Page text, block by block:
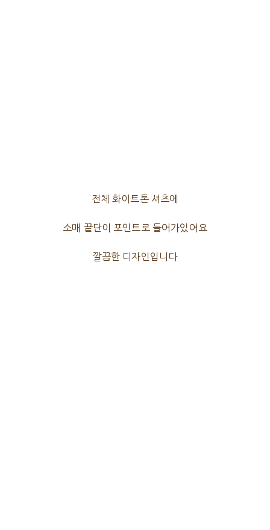
전체 화이트톤 셔츠에
소매 끝단이 포인트로 들어가있어요
깔끔한 디자인입니다